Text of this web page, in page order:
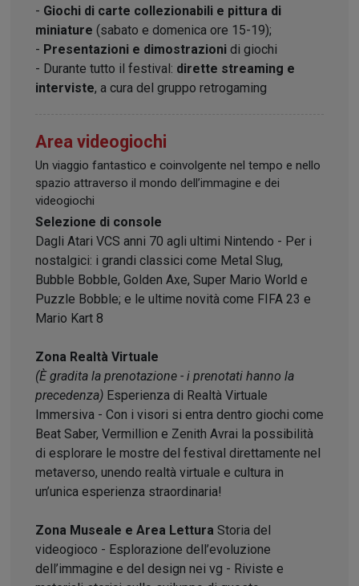
- Giochi di carte collezionabili e pittura di
miniature (sabato e domenica ore 15-19);
- Presentazioni e dimostrazioni di giochi
- Durante tutto il festival: dirette streaming e
interviste, a cura del gruppo retrogaming
Area videogiochi
Un viaggio fantastico e coinvolgente nel tempo e nello
spazio attraverso il mondo dell’immagine e dei
videogiochi
Selezione di console
Dagli Atari VCS anni 70 agli ultimi Nintendo - Per i
nostalgici: i grandi classici come Metal Slug,
Bubble Bobble, Golden Axe, Super Mario World e
Puzzle Bobble; e le ultime novità come FIFA 23 e
Mario Kart 8
Zona Realtà Virtuale
(È gradita la prenotazione - i prenotati hanno la
precedenza) Esperienza di Realtà Virtuale
Immersiva - Con i visori si entra dentro giochi come
Beat Saber, Vermillion e Zenith Avrai la possibilità
di esplorare le mostre del festival direttamente nel
metaverso, unendo realtà virtuale e cultura in
un’unica esperienza straordinaria!
Zona Museale e Area Lettura Storia del
videogioco - Esplorazione dell’evoluzione
dell’immagine e del design nei vg - Riviste e